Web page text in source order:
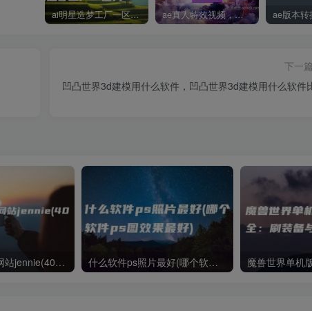
ai明星造梦工厂一区，明星造梦工厂ai图片 ae真人特效视频，大学生第一次做ppt怎么做
下一
凹凸世界3d建模用什么软件，凹凸世界3d建模用什么软件
国内ai明星造梦网站jennie(40位ai明星造梦) 什么软件ps照片最好(哪个软件ps图效果最好)